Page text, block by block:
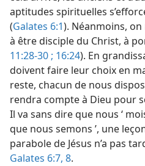
aptitudes spirituelles
(Galates 6:1). Néanmoins,
à être disciple du Christ, à
11:28-30 ; 16:24). En
doivent faire leur choix en
reste, chacun de nous
rendra compte à Dieu pour
Il va sans dire que nous ‘
que nous semons ’, une
parabole de Jésus n’a pas
Galates 6:7, 8.